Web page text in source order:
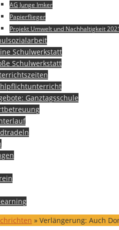
AG Junge Imker
Papierflieger
Projekt Umwelt und Nachhaltigkeit
Schulwerkstatt
Schulwerkstatt
Ganztagsschule
» Verlängerung: Auch